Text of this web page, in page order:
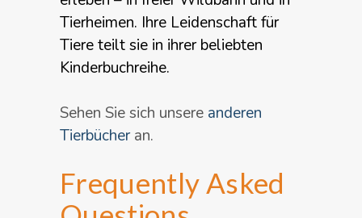
Tierheimen. Ihre Leidenschaft für
Tiere teilt sie in ihrer beliebten
Kinderbuchreihe.
Sehen Sie sich unsere anderen
Tierbücheran.
Frequently Asked